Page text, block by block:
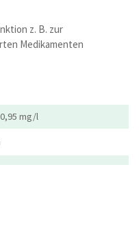
z. B. zur
Medikamenten
mg/l